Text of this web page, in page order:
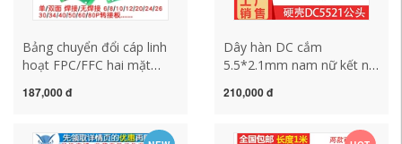
Bảng chuyển đổi cáp linh
hoạt FPC/FFC hai mặt
cắm thẳng 2,54 ghế bộ
6P8P
187,000 đ
Dây hàn DC cắm
5.5*2.1mm nam nữ kết nối
DC dương và âm kết nối
210,000 đ